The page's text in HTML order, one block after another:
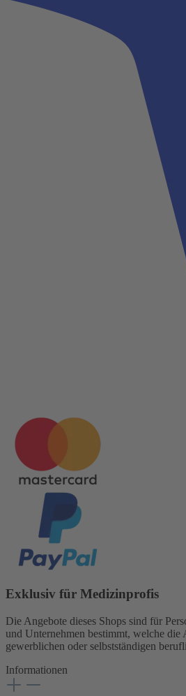
Exklusiv für Medizinprofis
Die Angebote dieses Shops sind für
und Unternehmen bestimmt, welche
gewerblichen oder selbstständigen
Informationen